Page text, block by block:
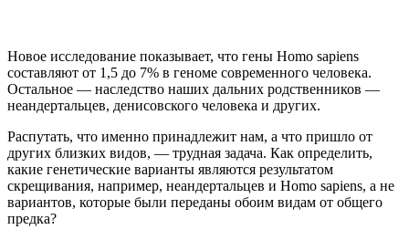
Новое исследование показывает, что гены Homo sapiens
составляют от 1,5 до 7% в геноме современного человека.
Остальное — наследство наших дальних родственников —
неандертальцев, денисовского человека и других.
Распутать, что именно принадлежит нам, а что пришло от
других близких видов, — трудная задача. Как определить,
какие генетические варианты являются результатом
скрещивания, например, неандертальцев и Homo sapiens, а не
вариантов, которые были переданы обоим видам от общего
предка?